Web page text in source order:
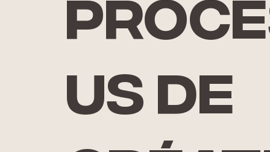
us de